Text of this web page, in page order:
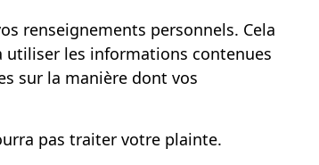
renseignements personnels. Cela
utiliser les informations contenues
sur la manière dont vos
pas traiter votre plainte.